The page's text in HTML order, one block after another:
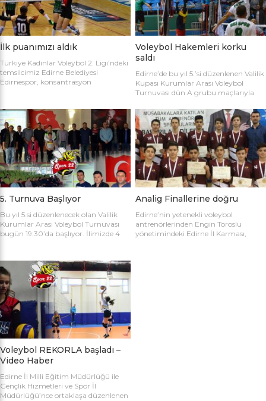
Belediyesi Edirnespor: Simge, Edanur,
Sibel, Cere, Simge, Yaren, Halime,
Selay, Kübra, Deniz Salihli Belediye
Spor: […]
Ceren Atica, Simge Erden, S. Yaren
Tank, Halime Akay, Selay Çalışkan,
Büşra […]
İlk puanımızı aldık
Türkiye Kadınlar Voleybol 2. Ligi’ndeki
temsilcimiz Edirne Belediyesi
Edirnespor, konsantrasyon
Kadınlar Voleybol 2. Ligi’ne devam
edilirken Edirnespor Kadın Voleybol
Takımı Mimar Sinan Spor Salonu’nda
kendi seyircisi önünde ilk maçına çıktı.
İlk maçında deplasmanda Bursa
Nilüfer Belediyesi’ne 3-0 mağlup
olmuştu. İkinci maçında konuk ettiği
Biga […]
Voleybol Hakemleri korku
saldı
Edirne’de bu yıl 5.’si düzenlenen Valilik
Kupası Kurumlar Arası Voleybol
Turnuvası dün A grubu maçlarıyla
ile Ecacılar Odası karşı karşıya geldi.
Maçı üçyüzden fazla voleybol sever
izledi. Takımlar sahaya şu kadrolarla
çıktılar: Voleybol Hakemleri: Oğulcan
Kuru, Öyküm Akıncı, Ecem Göçmen,
Özge Göktaş, Rabia Acun, Gökay
Karatop, Semih Sormaz, Coşkun
Özsoy […]
5. Turnuva Başlıyor
Bu yıl 5.si düzenlenecek olan Valilik
Kurumlar Arası Voleybol Turnuvası
bugün 19:30’da başlıyor. İlimizde 4
bugün başlıyor. Toplamda 14 takımın
katılımıyla düzenlenen 5. Valilik
Voleybol Turnuvasının teknik
toplantısı ve kura çekimi Aliço
Pehlivan Sporcu Eğitim Merkezi
Toplantı Salonu’nda yapıldı.
Toplantıya Voleybol hakemi ve
antrenörü Engin Toroslu, Ayhan […]
Analig Finallerine doğru
Edirne’nin yetenekli voleybol
antrenörlerinden Engin Toroslu
yönetimindeki Edirne İl Karması,
Voleybol REKORLA başladı –
Video Haber
Edirne İl Milli Eğitim Müdürlüğü ile
Gençlik Hizmetleri ve Spor İl
Müdürlüğü’nce ortaklaşa düzenlenen